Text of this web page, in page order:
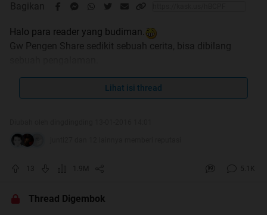
Bagikan
Halo para reader yang budiman.
Gw Pengen Share sedikit sebuah cerita, bisa dibilang
Mohon bimbingannya jika ada salah ketik(typo) atau kata-
kata yang tidak berkenan. (curahkan saja di postingan
Masih membutuhkan saran serta kritik dari kiri kanan.
Darimana lagi kalau bukan dari agan-agan ini .
Quote:
Q: Real story gan?
A: Iya gan, real story ditambah sedikit bumbu mas*ko
Lihat isi thread
13 5.1K
Thread Digembok